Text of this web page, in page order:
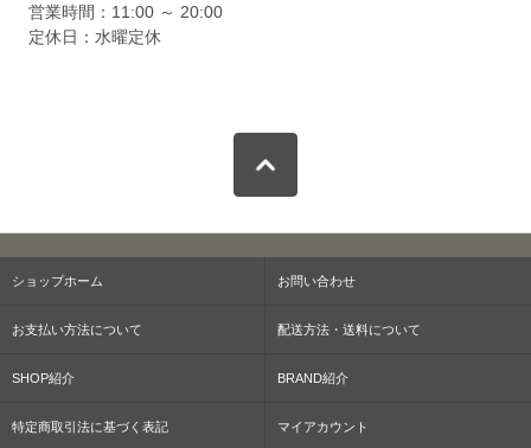
営業時間：11:00 ～ 20:00
定休日：水曜定休
ショップホーム お問い合わせ
お支払い方法について 配送方法・送料について
SHOP紹介 BRAND紹介
特定商取引法に基づく表記 マイアカウント